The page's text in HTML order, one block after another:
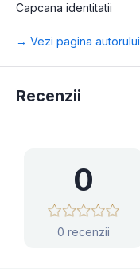
Capcana identitatii
→ Vezi pagina autorului
Recenzii
0
0 recenzii